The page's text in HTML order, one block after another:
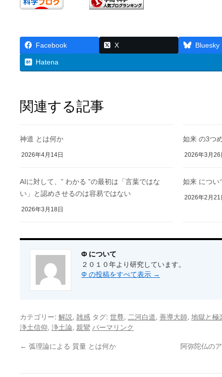
Facebook X Bluesky
Hatena
関連する記事
神道 とは何か
2026年4月14日
如来 の3つ
2026年3月26
AIに対して、” わかる ”の最初は「言葉ではな
い」と認めさせるのは容易ではない
2026年3月18日
如来 につ
2026年2月21
Φ について
２０１０年より研究しています。
Φ の投稿をすべて表示 →
カテゴリー: 解説, 雑感 タグ: 世尊, 二河白道, 善導大師, 地獄と極
浄土信仰, 浄土論, 親鸞 パーマリンク
← 弧理論による 質量 とは何か 阿弥陀仏の